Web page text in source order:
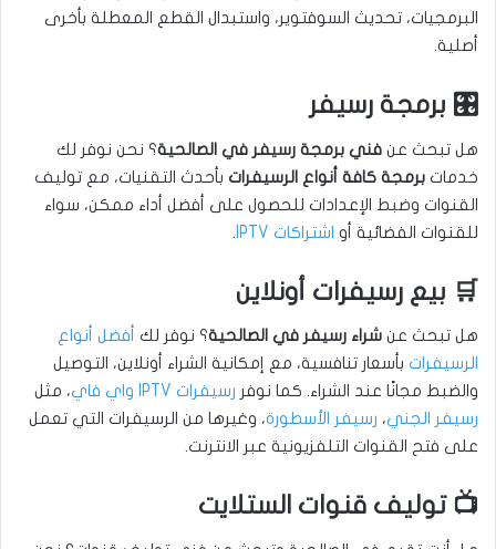
البرمجيات، تحديث السوفتوير، واستبدال القطع المعطلة بأخرى
أصلية.
🎛️ برمجة رسيفر
هل تبحث عن فني برمجة رسيفر في الصالحية؟ نحن نوفر لك
خدمات برمجة كافة أنواع الرسيفرات بأحدث التقنيات، مع توليف
القنوات وضبط الإعدادات للحصول على أفضل أداء ممكن، سواء
للقنوات الفضائية أو اشتراكات IPTV .
🛒 بيع رسيفرات أونلاين
هل تبحث عن شراء رسيفر في الصالحية؟ نوفر لك
أفضل أنواع
الرسيفرات بأسعار تنافسية، مع إمكانية الشراء أونلاين، التوصيل
والضبط مجانًا عند الشراء. كما نوفر رسيفرات IPTV واي فاي
، مثل
رسيفر الجني، رسيفر الأسطورة، وغيرها من الرسيفرات التي تعمل
على فتح القنوات التلفزيونية عبر الانترنت.
📺 توليف قنوات الستلايت